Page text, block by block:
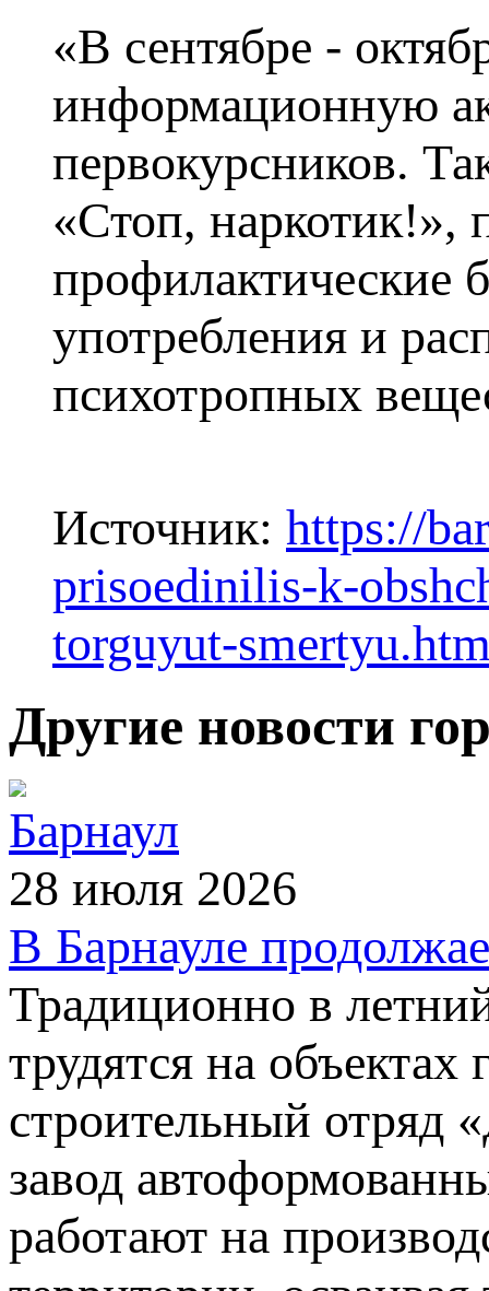
«В сентябре -
информационную
первокурсников.
«Стоп, наркотик!»,
профилактические
употребления и
психотропных
Источник: https://
prisoedinilis-k-
torguyut-
Другие новости
Барнаул
28 июля 2026
В Барнауле
Традиционно в
трудятся на объектах
строительный отряд
завод
работают на